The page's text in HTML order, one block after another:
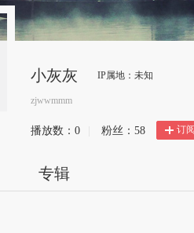
小灰灰 IP属地：未知
zjwwmmm
播放数： 0 粉丝： 58 订
专辑